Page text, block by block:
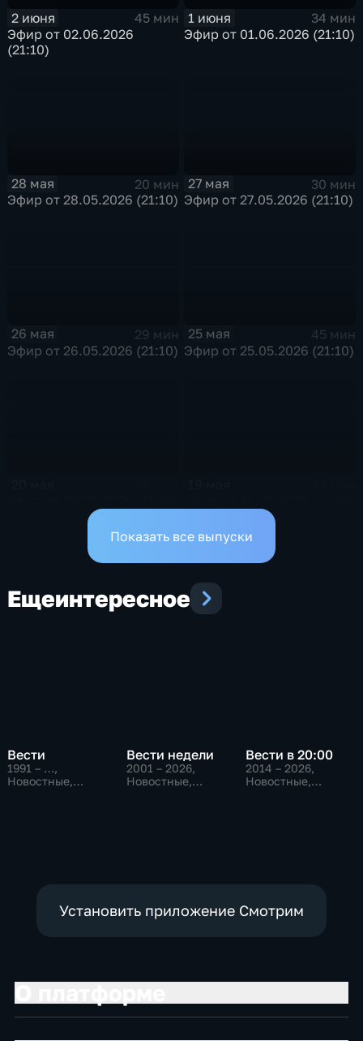
2 июня
45 мин
Эфир от 02.06.2026
(21:10)
1 июня
34 мин
Эфир от 01.06.2026 (21:10)
28 мая
20 мин
Эфир от 28.05.2026 (21:10)
27 мая
30 мин
Эфир от 27.05.2026 (21:10)
26 мая
29 мин
Эфир от 26.05.2026 (21:10)
25 мая
45 мин
Эфир от 25.05.2026 (21:10)
Показать все выпуски
Ещеинтересное
Вести
1991 – …,
Новостные,
Вести недели
2001 – 2026,
Новостные,
Вести в 20:00
2014 – 2026,
Новостные,
Установить приложение Смотрим